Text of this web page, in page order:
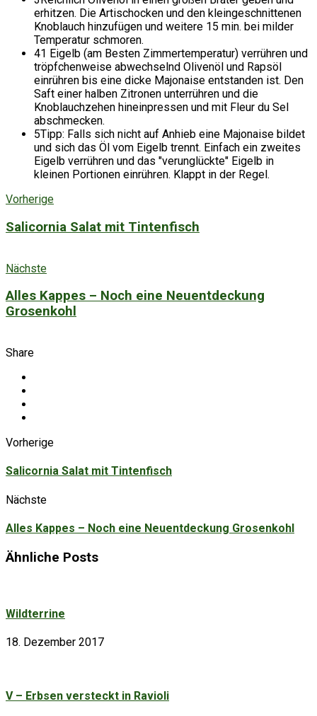
erhitzen. Die Artischocken und den kleingeschnittenen
Knoblauch hinzufügen und weitere 15 min. bei milder
Temperatur schmoren.
41 Eigelb (am Besten Zimmertemperatur) verrühren und
tröpfchenweise abwechselnd Olivenöl und Rapsöl
einrühren bis eine dicke Majonaise entstanden ist. Den
Saft einer halben Zitronen unterrühren und die
Knoblauchzehen hineinpressen und mit Fleur du Sel
abschmecken.
5Tipp: Falls sich nicht auf Anhieb eine Majonaise bildet
und sich das Öl vom Eigelb trennt. Einfach ein zweites
Eigelb verrühren und das "verunglückte" Eigelb in
kleinen Portionen einrühren. Klappt in der Regel.
Vorherige
Salicornia Salat mit Tintenfisch
Nächste
Alles Kappes – Noch eine Neuentdeckung
Grosenkohl
Share
Vorherige
Salicornia Salat mit Tintenfisch
Nächste
Alles Kappes – Noch eine Neuentdeckung Grosenkohl
Ähnliche Posts
Wildterrine
18. Dezember 2017
V – Erbsen versteckt in Ravioli